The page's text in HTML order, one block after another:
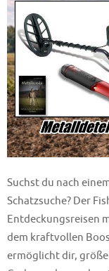
Suchst du nach
Schatzsuche? Der
Entdeckungsreisen
dem kraftvollen
ermöglicht dir,